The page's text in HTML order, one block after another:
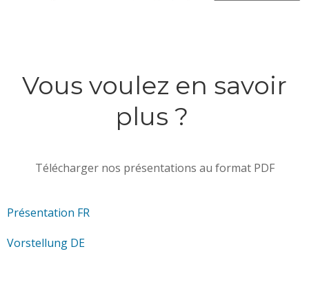
Vous voulez en savoir
plus ?
Télécharger nos présentations au format PDF
Présentation FR
Vorstellung DE